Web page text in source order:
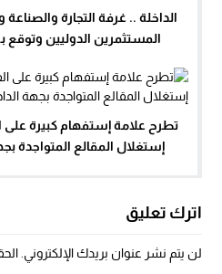
المستثمرين الدوليين وتوقع برتوكول اتفاقيتين (صور)
تطرح علامة إستفهام كبيرة
إستغلال المقالع المتواجدة
اترك تعليق
لن يتم نشر عنوان بريدك الإلكتروني.